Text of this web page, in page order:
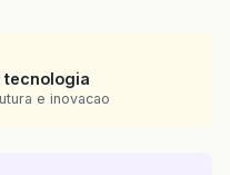
tecnologia
e inovacao